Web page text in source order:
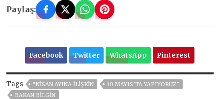
Paylaş:
Facebook Twitter WhatsApp Pinterest
Tags “NISAN AYINA İLIŞKIN
10 MAYIS’TA YAPIYORUZ”
BAKAN BILGIN